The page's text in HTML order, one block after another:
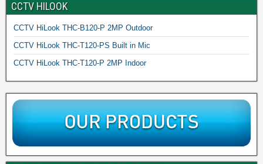
CCTV HILOOK
CCTV HiLook THC-B120-P 2MP Outdoor
CCTV HiLook THC-T120-PS Built in Mic
CCTV HiLook THC-T120-P 2MP Indoor